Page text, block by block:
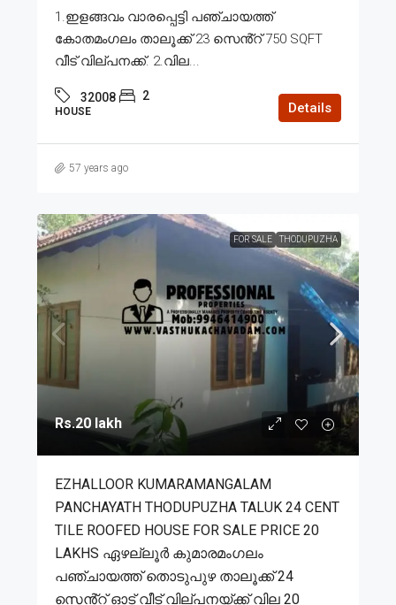
1.ഇളങ്ങവം വാരപ്പെട്ടി പഞ്ചായത്ത്
കോതമംഗലം താലൂക്ക് 23 സെൻ്റ് 750 SQFT
വീട് വില്പനക്ക്. 2.വില...
32008 2
HOUSE Details
57 years ago
FOR SALE THODUPUZHA
Rs.20 lakh
EZHALLOOR KUMARAMANGALAM
PANCHAYATH THODUPUZHA TALUK 24 CENT
TILE ROOFED HOUSE FOR SALE PRICE 20
LAKHS ഏഴല്ലൂർ കുമാരമംഗലം
പഞ്ചായത്ത് തൊടുപുഴ താലൂക്ക് 24
സെൻ്റ് ഓട് വീട് വില്പനയ്ക്ക് വില 20